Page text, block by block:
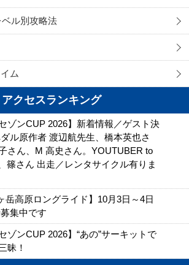
ル別攻略法
ム
アクセスランキング
ゾンCUP 2026】新着情報／ゲスト決
ル原作者 渡辺航先生、橋本英也さ
さん、M 高史さん。YOUTUBER to
篠さん 出走／レンタサイクル有りま
岳高原ロングライド】10月3日～4日
集中です
ゾンCUP 2026】“あの”サーキットで
昧！